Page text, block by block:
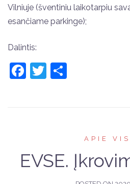
Vilniuje (šventiniu laikotarpiu
esančiame parkinge);
Dalintis:
Facebook
Twitter
APIE
EVSE.